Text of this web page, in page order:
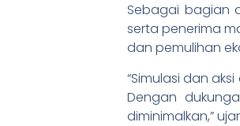
Sebagai bagian
serta penerima
dan pemulihan
“Simulasi dan
Dengan
diminimalkan,”